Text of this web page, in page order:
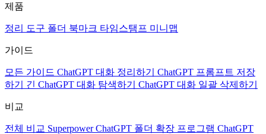
제품
정리 도구 폴더 북마크 타임스탬프 미니맵
가이드
모든 가이드 ChatGPT 대화 정리하기 ChatGPT 프롬프트 저장
하기 긴 ChatGPT 대화 탐색하기 ChatGPT 대화 일괄 삭제하기
비교
전체 비교 Superpower ChatGPT 폴더 확장 프로그램 ChatGPT